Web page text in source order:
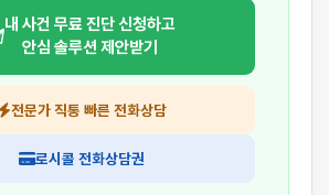
내 사건 무료 진단 신청하고
안심 솔루션 제안받기
전문가 직통 빠른 전화상담
로시콜 전화상담권